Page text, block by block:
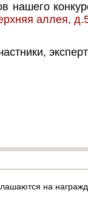
нашего
аллея,
на